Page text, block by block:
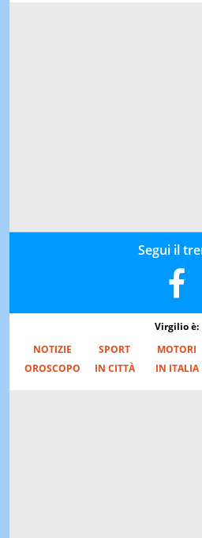
Segui il
Virgilio è:
NOTIZIE
SPORT MOTORI
OROSCOPO
IN CITTÀ IN ITALIA